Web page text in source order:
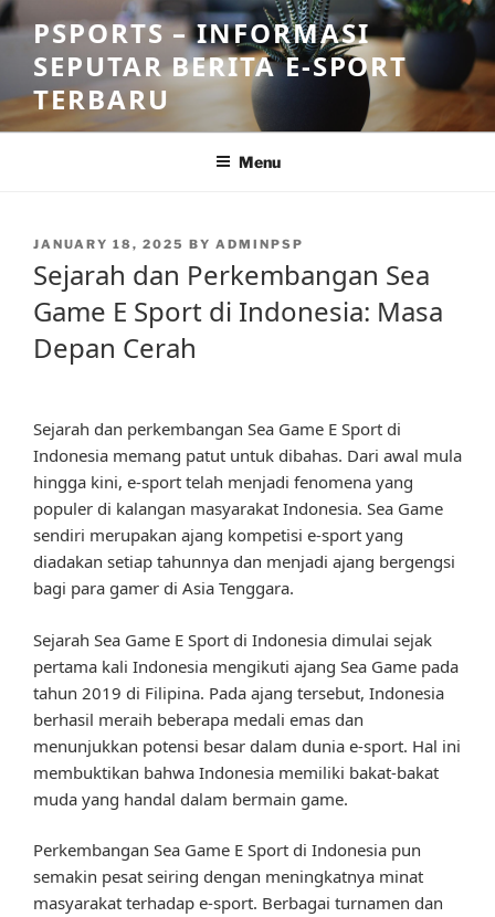
Skip
to
content
PSPORTS – INFORMASI
SEPUTAR BERITA E-SPORT
TERBARU
Menu
POSTED
JANUARY 18, 2025 BY ADMINPSP
Sejarah dan Perkembangan Sea
Game E Sport di Indonesia: Masa
Depan Cerah
Sejarah dan perkembangan Sea Game E Sport di
Indonesia memang patut untuk dibahas. Dari awal mula
hingga kini, e-sport telah menjadi fenomena yang
populer di kalangan masyarakat Indonesia. Sea Game
sendiri merupakan ajang kompetisi e-sport yang
diadakan setiap tahunnya dan menjadi ajang bergengsi
bagi para gamer di Asia Tenggara.
Sejarah Sea Game E Sport di Indonesia dimulai sejak
pertama kali Indonesia mengikuti ajang Sea Game pada
tahun 2019 di Filipina. Pada ajang tersebut, Indonesia
berhasil meraih beberapa medali emas dan
menunjukkan potensi besar dalam dunia e-sport. Hal ini
membuktikan bahwa Indonesia memiliki bakat-bakat
muda yang handal dalam bermain game.
Perkembangan Sea Game E Sport di Indonesia pun
semakin pesat seiring dengan meningkatnya minat
masyarakat terhadap e-sport. Berbagai turnamen dan